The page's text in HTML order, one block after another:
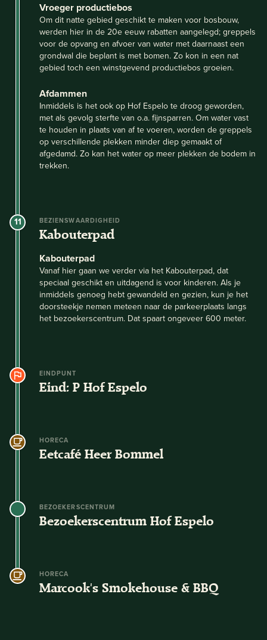
Vroeger productiebos
Om dit natte gebied geschikt te maken voor bosbouw,
werden hier in de 20e eeuw rabatten aangelegd; greppels
voor de opvang en afvoer van water met daarnaast een
grondwal die beplant is met bomen. Zo kon in een nat
gebied toch een winstgevend productiebos groeien.
Afdammen
Inmiddels is het ook op Hof Espelo te droog geworden,
met als gevolg sterfte van o.a. fijnsparren. Om water vast
te houden in plaats van af te voeren, worden de greppels
op verschillende plekken minder diep gemaakt of
afgedamd. Zo kan het water op meer plekken de bodem in
trekken.
11 BEZIENSWAARDIGHEID
Kabouterpad
Kabouterpad
Vanaf hier gaan we verder via het Kabouterpad, dat
speciaal geschikt en uitdagend is voor kinderen. Als je
inmiddels genoeg hebt gewandeld en gezien, kun je het
doorsteekje nemen meteen naar de parkeerplaats langs
het bezoekerscentrum. Dat spaart ongeveer 600 meter.
EINDPUNT
Eind: P Hof Espelo
HORECA
Eetcafé Heer Bommel
BEZOEKERSCENTRUM
Bezoekerscentrum Hof Espelo
HORECA
Marcook's Smokehouse & BBQ